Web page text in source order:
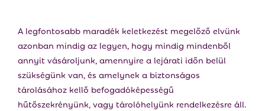
A legfontosabb maradék keletkezést megelőző elvünk
azonban mindig az legyen, hogy mindig mindenből
annyit vásároljunk, amennyire a lejárati időn belül
szükségünk van, és amelynek a biztonságos
tárolásához kellő befogadóképességű
hűtőszekrényünk, vagy tárolóhelyünk rendelkezésre áll.